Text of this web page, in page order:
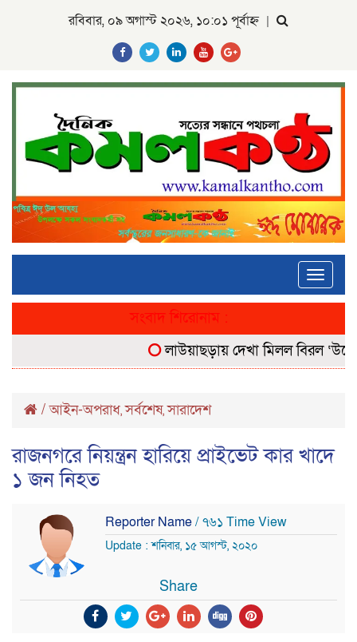
রবিবার, ০৯ অগাস্ট ২০২৬, ১০:০১ পূর্বাহ্ন |
Toggle
সংবাদ শিরোনাম :
লাউয়াছড়ায় দেখা মিলল বিরল
/আইন-অপরাধ,সর্বশেষ,সারাদেশ
রাজনগরে নিয়ন্ত্রন হারিয়ে প্রাইভেট কার খাদে
১ জন নিহত
Reporter Name/ ৭৬১ Time View
Update : শনিবার, ১৫ আগস্ট, ২০২০
Share